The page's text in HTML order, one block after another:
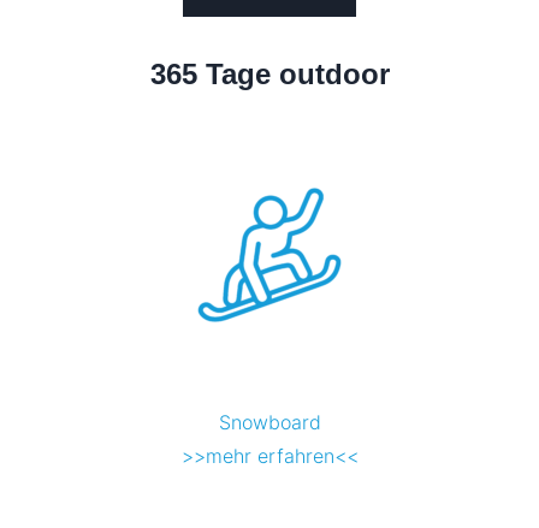
365 Tage outdoor
Snowboard
>>mehr erfahren<<